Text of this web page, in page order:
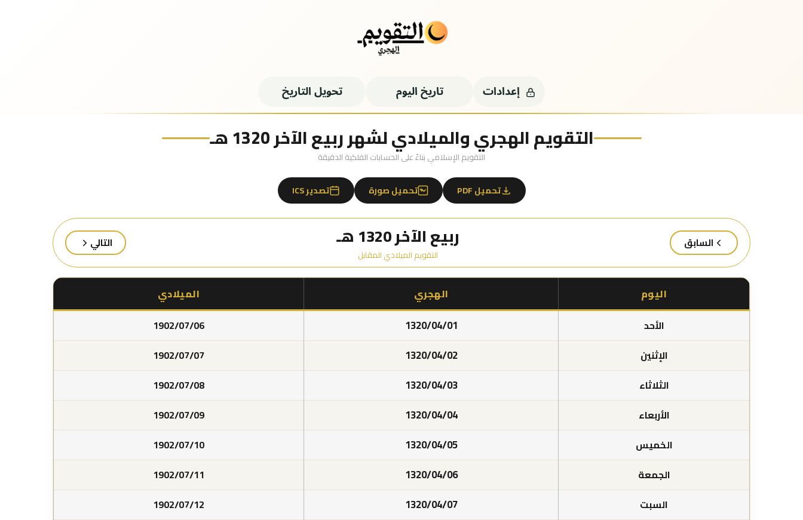
إعدادات تاريخ اليوم تحويل التاريخ
التقويم الهجري والميلادي لشهر ربيع الآخر 1320 هـ
التقويم الإسلامي بناءً على الحسابات الفلكية الدقيقة
تحميل PDF تحميل صورة تصدير ICS
السابق ربيع الآخر 1320 هـ
التقويم الميلادي المقابل
التالي
اليوم الهجري
الميلادي
الأحد
1320/04/01
1902/07/06
الإثنين
1320/04/02
1902/07/07
الثلاثاء
1320/04/03
1902/07/08
الأربعاء
1320/04/04
1902/07/09
الخميس
1320/04/05
1902/07/10
الجمعة
1320/04/06
1902/07/11
السبت
1320/04/07
1902/07/12